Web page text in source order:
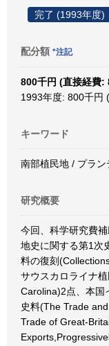
完了 (1993年度)
配分額 *注記
800千円 (直接経費:
1993年度: 800千円
キーワード
南部植民地 / プラン
研究概要
今回、科学研究費
地史に関する第1次
料の復刻
サウスカロライナ
Carolina)2点、本国
史料(The Trade
Trade of Great-